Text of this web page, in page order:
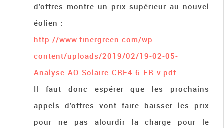
d’offres montre un prix supérieur au nouvel
éolien :
http://www.finergreen.com/wp-
content/uploads/2019/02/19-02-05-
Analyse-AO-Solaire-CRE4.6-FR-v.pdf
Il faut donc espérer que les prochains
appels d’offres vont faire baisser les prix
pour ne pas alourdir la charge pour le